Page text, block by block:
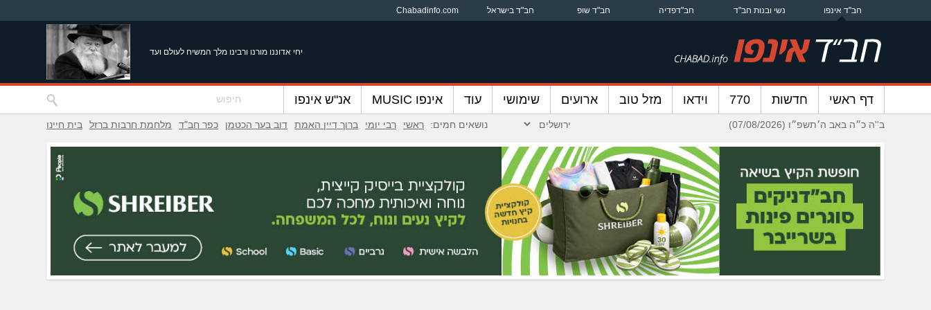
חב"ד אינפו נשי ובנות חב"ד חב"דפדיה חב"ד שופ חב"ד בישראל Chabadinfo.com
יחי אדוננו מורנו ורבינו מלך המשיח לעולם ועד
דף ראשי חדשות 770 וידאו מזל טוב ארועים שימושי עוד אינפו MUSIC אנ"ש אינפו
ב''ה כ״ה באב ה׳תשפ״ו (07/08/2026) נושאים חמים: ראשי רבי יומי ברוך דיין האמת דוב בער הכטמן כפר חב"ד מלחמת חרבות ברזל בית חיינו